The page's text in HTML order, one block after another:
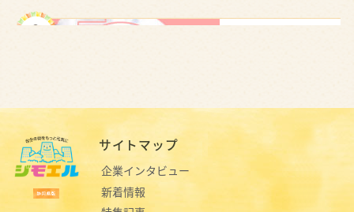
【浜松駅ビル】おすすめグルメ｜地元の味から駅ナカランチまで
サイトマップ
企業インタビュー
新着情報